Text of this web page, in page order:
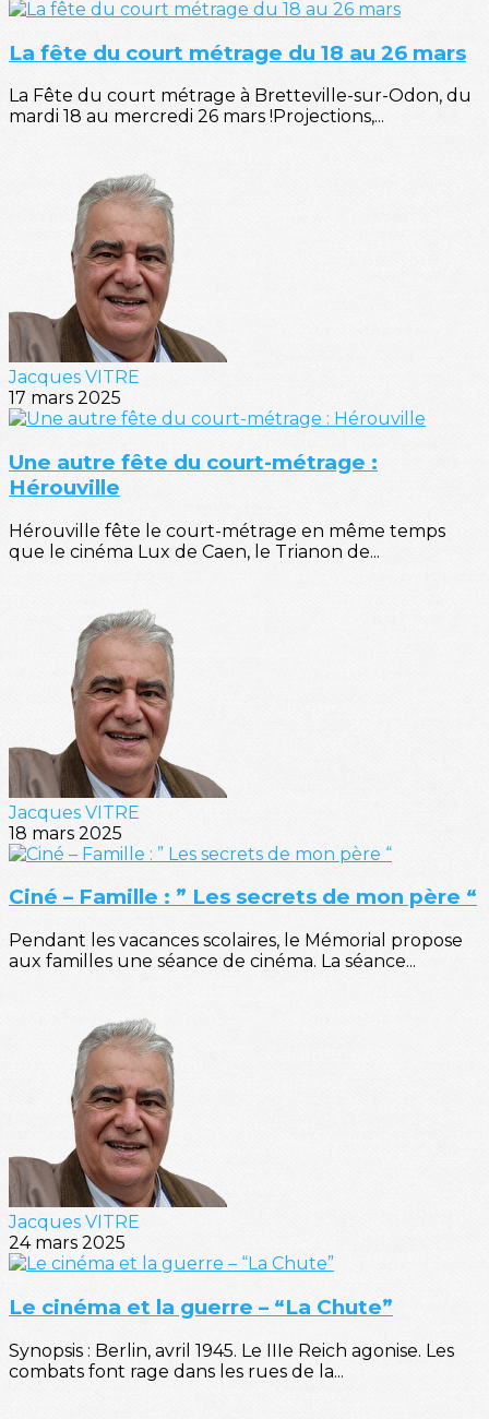
La fête du court métrage du 18 au 26 mars
La Fête du court métrage à Bretteville-sur-Odon, du
mardi 18 au mercredi 26 mars !Projections,...
Jacques VITRE
17 mars 2025
Une autre fête du court-métrage :
Hérouville
Hérouville fête le court-métrage en même temps
que le cinéma Lux de Caen, le Trianon de...
Jacques VITRE
18 mars 2025
Ciné – Famille : ” Les secrets de mon père “
Pendant les vacances scolaires, le Mémorial propose
aux familles une séance de cinéma. La séance...
Jacques VITRE
24 mars 2025
Le cinéma et la guerre – “La Chute”
Synopsis : Berlin, avril 1945. Le IIIe Reich agonise. Les
combats font rage dans les rues de la...